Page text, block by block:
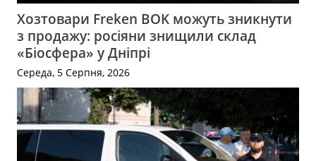
Хозтовари Freken BOK можуть зникнути
з продажу: росіяни знищили склад
«Біосфера» у Дніпрі
Середа, 5 Серпня, 2026